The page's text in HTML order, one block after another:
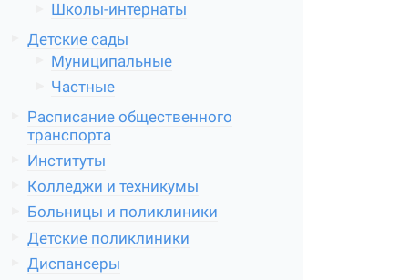
Школы-интернаты
Детские сады
Муниципальные
Частные
Расписание общественного
транспорта
Институты
Колледжи и техникумы
Больницы и поликлиники
Детские поликлиники
Диспансеры